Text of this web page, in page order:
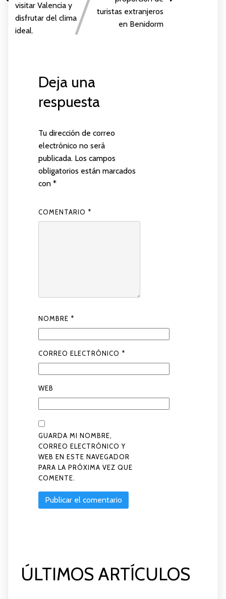
visitar Valencia y
disfrutar del clima
ideal.
turistas extranjeros
en Benidorm
Deja una
respuesta
Tu dirección de correo
electrónico no será
publicada. Los campos
obligatorios están marcados
con *
COMENTARIO *
NOMBRE *
CORREO ELECTRÓNICO *
WEB
GUARDA MI NOMBRE,
CORREO ELECTRÓNICO Y
WEB EN ESTE NAVEGADOR
PARA LA PRÓXIMA VEZ QUE
COMENTE.
ÚLTIMOS ARTÍCULOS